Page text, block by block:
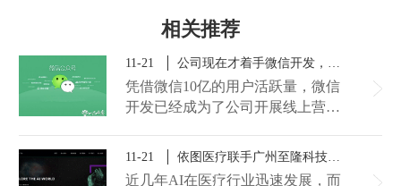
相关推荐
11-21 公司现在才着手微信开发，是不是晚了？
凭借微信10亿的用户活跃量，微信
开发已经成为了公司开展线上营销
微信开发这方面很多公司早早就做
了，公司现在才开通微信公众号会
11-21 依图医疗联手广州至隆科技建设官网，打造医疗AI平台
近几年AI在医疗行业迅速发展，而